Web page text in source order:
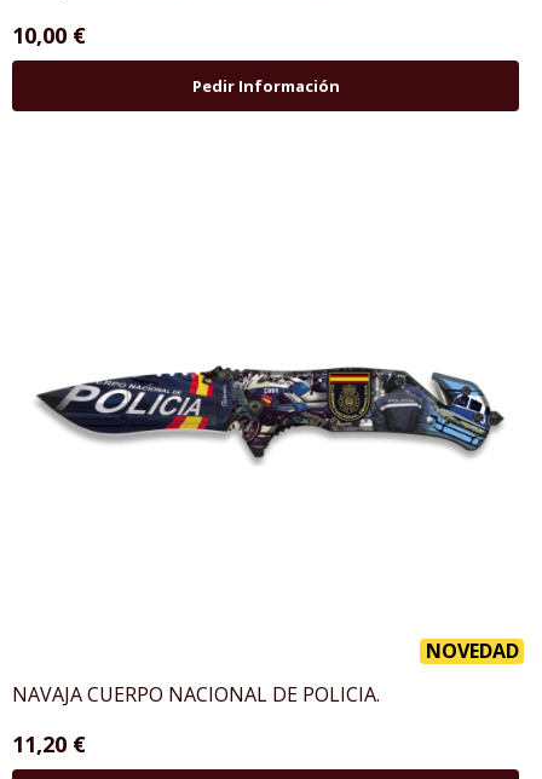
10,00 €
Pedir Información
NOVEDAD
NAVAJA CUERPO NACIONAL DE POLICIA.
11,20 €